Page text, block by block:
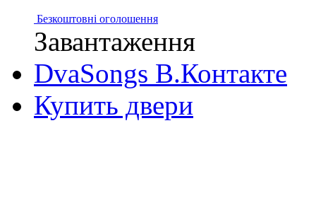
Безкоштовні оголошення
Завантаження
DvaSongs В.Контакте
Купить двери